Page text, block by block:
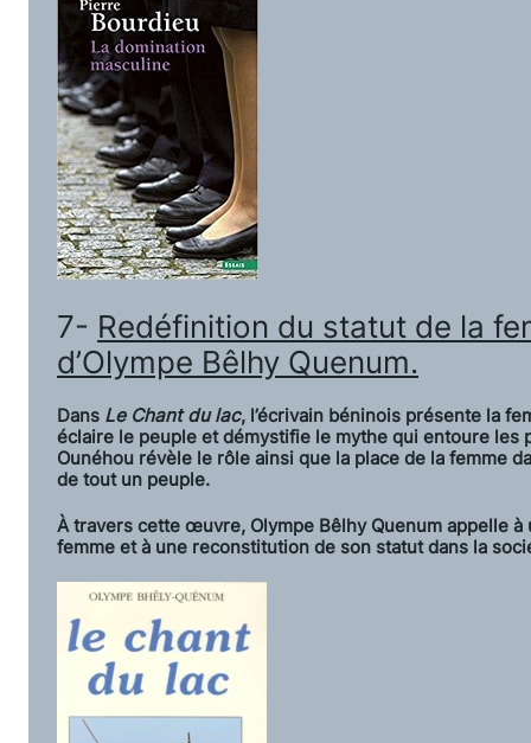
7- Redéfinition du statut de la
d’Olympe Bêlhy Quenum.
Dans Le Chant du lac, l’écrivain béninois présente la
éclaire le peuple et démystifie le mythe qui entoure les
Ounéhou révèle le rôle ainsi que la place de la femme
de tout un peuple.
À travers cette œuvre, Olympe Bêlhy Quenum appelle
femme et à une reconstitution de son statut dans la